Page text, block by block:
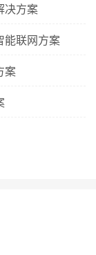
决方案
能联网方案
案